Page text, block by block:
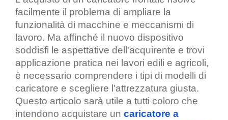
facilmente il problema di ampliare la
funzionalità di macchine e meccanismi di
lavoro. Ma affinché il nuovo dispositivo
soddisfi le aspettative dell'acquirente e trovi
applicazione pratica nei lavori edili e agricoli,
è necessario comprendere i tipi di modelli di
caricatore e scegliere l'attrezzatura giusta.
Questo articolo sarà utile a tutti coloro che
intendono acquistare un caricatore a